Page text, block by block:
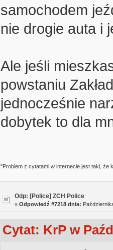
samochodem
nie drogie auta i
Ale jeśli
powstaniu
jednocześnie
dobytek to dla
"Problem z cytatami w internecie jest taki, że
Odp: [Police] ZCH Police
« Odpowiedź #7218 dnia:
Cytat: KrP w